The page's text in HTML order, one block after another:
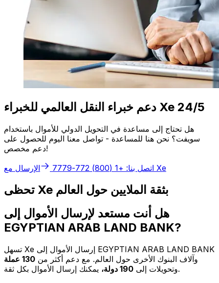
دعم خبراء النقل العالمي للخبراء Xe 24/5
هل تحتاج إلى مساعدة في التحويل الدولي للأموال باستخدام
سويفت؟ نحن هنا للمساعدة - تواصل معنا اليوم للحصول على
دعم مخصص!
اتصل بنا: +1 (800) 772-7779 الإرسال مع Xe
تحظى Xe بثقة الملايين حول العالم
هل أنت مستعد لإرسال الأموال إلى
EGYPTIAN ARAB LAND BANK?
تسهل Xe إرسال الأموال إلى EGYPTIAN ARAB LAND BANK
وآلاف البنوك الأخرى حول العالم. مع دعم أكثر من 130 عملة
وتحويلات إلى 190 دولة،
يمكنك إرسال الأموال بكل ثقة.